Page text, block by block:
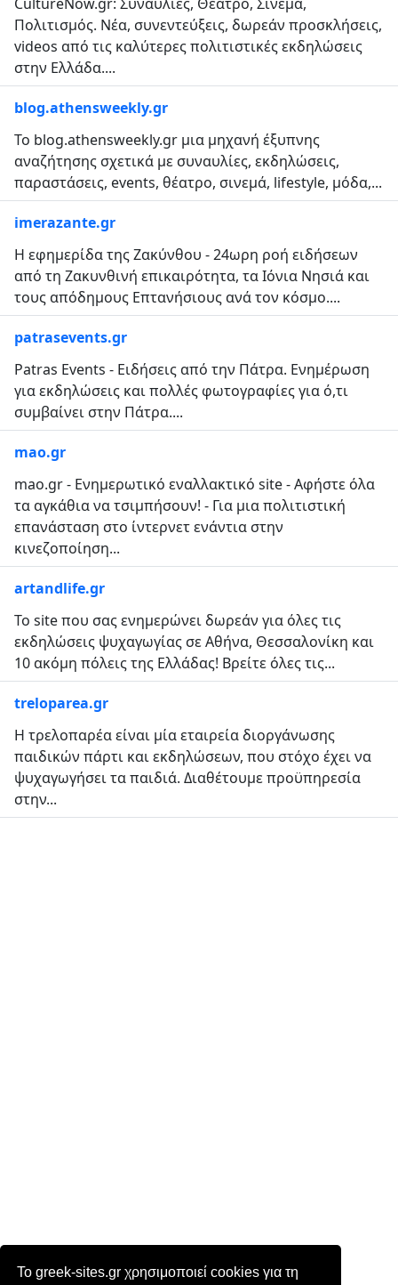
Το greek-sites.gr χρησιμοποιεί cookies για τη
Πολιτισμός. Νέα, συνεντεύξεις, δωρεάν προσκλήσεις,
videos από τις καλύτερες πολιτιστικές εκδηλώσεις
στην Ελλάδα....
blog.athensweekly.gr
Το blog.athensweekly.gr μια μηχανή έξυπνης
αναζήτησης σχετικά με συναυλίες, εκδηλώσεις,
παραστάσεις, events, θέατρο, σινεμά, lifestyle, μόδα,...
imerazante.gr
Η εφημερίδα της Ζακύνθου - 24ωρη ροή ειδήσεων
από τη Ζακυνθινή επικαιρότητα, τα Ιόνια Νησιά και
τους απόδημους Επτανήσιους ανά τον κόσμο....
patrasevents.gr
Patras Events - Ειδήσεις από την Πάτρα. Ενημέρωση
για εκδηλώσεις και πολλές φωτογραφίες για ό,τι
συμβαίνει στην Πάτρα....
mao.gr
mao.gr - Ενημερωτικό εναλλακτικό site - Αφήστε όλα
τα αγκάθια να τσιμπήσουν! - Για μια πολιτιστική
επανάσταση στο ίντερνετ ενάντια στην
κινεζοποίηση...
artandlife.gr
Το site που σας ενημερώνει δωρεάν για όλες τις
εκδηλώσεις ψυχαγωγίας σε Αθήνα, Θεσσαλονίκη και
10 ακόμη πόλεις της Ελλάδας! Βρείτε όλες τις...
treloparea.gr
Η τρελοπαρέα είναι μία εταιρεία διοργάνωσης
παιδικών πάρτι και εκδηλώσεων, που στόχο έχει να
ψυχαγωγήσει τα παιδιά. Διαθέτουμε προϋπηρεσία
στην...